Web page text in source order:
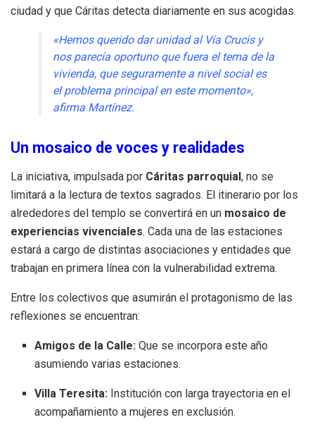
ciudad y que Cáritas detecta diariamente en sus acogidas.
«Hemos querido dar unidad al Vía Crucis y
nos parecía oportuno que fuera el tema de la
vivienda, que seguramente a nivel social es
el problema principal en este momento»,
afirma Martínez.
Un mosaico de voces y realidades
La iniciativa, impulsada por Cáritas parroquial , no se
limitará a la lectura de textos sagrados. El itinerario por los
alrededores del templo se convertirá en un mosaico de
experiencias vivenciales. Cada una de las estaciones
estará a cargo de distintas asociaciones y entidades que
trabajan en primera línea con la vulnerabilidad extrema.
Entre los colectivos que asumirán el protagonismo de las
reflexiones se encuentran:
Amigos de la Calle: Que se incorpora este año
asumiendo varias estaciones.
Villa Teresita: Institución con larga trayectoria en el
acompañamiento a mujeres en exclusión.